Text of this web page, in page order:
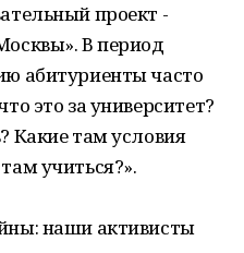
проект -
В период
абитуриенты часто
это за университет?
Какие там условия
учиться?».
наши активисты